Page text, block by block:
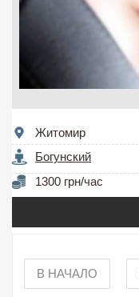
Житомир
Богунский
1300 грн/час
В НАЧАЛО